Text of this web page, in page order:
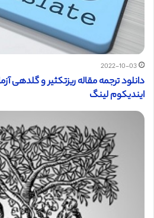
2022-10-03
دانلود ترجمه مقاله ریزتکثیر و گلدهی
ایندیکوم لینگ